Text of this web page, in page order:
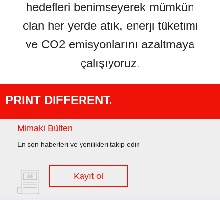
hedefleri benimseyerek mümkün
olan her yerde atık, enerji tüketimi
ve CO2 emisyonlarını azaltmaya
çalışıyoruz.
PRINT DIFFERENT.
Mimaki Bülten
En son haberleri ve yenilikleri takip edin
Kayıt ol